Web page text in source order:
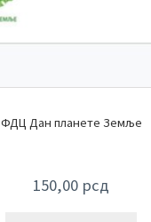
ФДЦ Дан планете Земље
150,00 рсд